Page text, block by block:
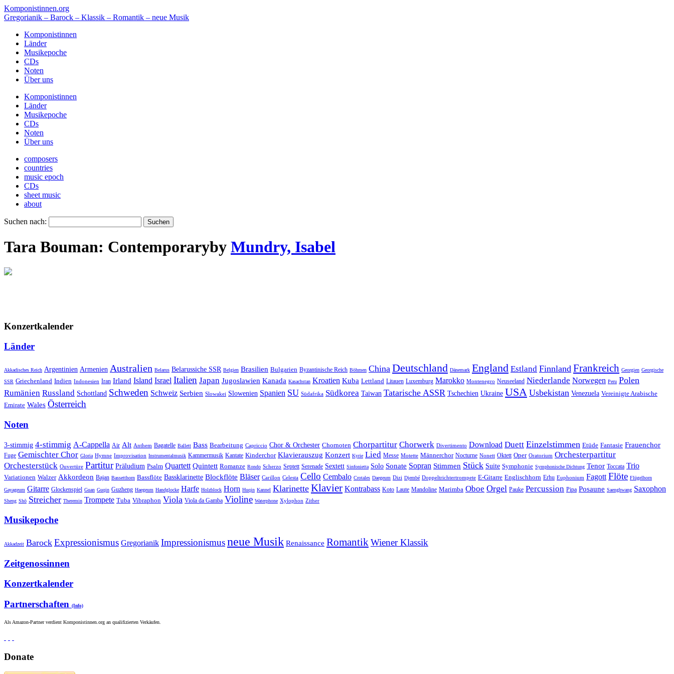
Komponistinnen.org
Gregorianik – Barock – Klassik – Romantik – neue Musik
Komponistinnen
Länder
Musikepoche
CDs
Noten
Über uns
Komponistinnen
Länder
Musikepoche
CDs
Noten
Über uns
composers
countries
music epoch
CDs
sheet music
about
Suchen nach:
Tara Bouman: Contemporaryby Mundry, Isabel
Konzertkalender
Länder
Akkadisches Reich Argentinien Armenien Australien Belarus Belarussiche SSR Belgien Brasilien Bulgarien Byzantinische Reich Böhmen China Deutschland Dänemark England Estland Finnland Frankreich Georgien Georgische
SSR Griechenland Indien Indonesien Iran Irland Island Israel Italien Japan Jugoslawien Kanada Kasachstan Kroatien Kuba Lettland Litauen Luxemburg Marokko Montenegro Neuseeland Niederlande Norwegen Peru Polen
Rumänien Russland Schottland Schweden Schweiz Serbien Slowakei Slowenien Spanien SU Südafrika Südkorea Taiwan Tatarische ASSR Tschechien Ukraine USA Usbekistan Venezuela Vereinigte Arabische
Emirate Wales Österreich
Noten
3-stimmig 4-stimmig A-Cappella Air Alt Anthem Bagatelle Ballett Bass Bearbeitung Capriccio Chor & Orchester Chornoten Chorpartitur Chorwerk Divertimento Download Duett Einzelstimmen Etüde Fantasie Frauenchor
Fuge Gemischter Chor Gloria Hymne Improvisation Instrumentalmusik Kammermusik Kantate Kinderchor Klavierauszug Konzert Kyrie Lied Messe Motette Männerchor Nocturne Nonett Oktett Oper Oratorium Orchesterpartitur
Orchesterstück Ouvertüre Partitur Präludium Psalm Quartett Quintett Romanze Rondo Scherzo Septett Serenade Sextett Sinfonietta Solo Sonate Sopran Stimmen Stück Suite Symphonie Symphonische Dichtung Tenor Toccata Trio
Variationen Walzer Akkordeon Bajan Bassetthorn Bassflöte Bassklarinette Blockflöte Bläser Carillon Celesta Cello Cembalo Crotales Daegeum Dizi Djembé Doppeltrichtertrompete E-Gitarre Englischhorn Erhu Euphonium Fagott Flöte Flügelhorn
Gayageum Gitarre Glockenspiel Guan Guqin Guzheng Haegeum Handglocke Harfe Holzblock Horn Huqin Kannel Klarinette Klavier Kontrabass Koto Laute Mandoline Marimba Oboe Orgel Pauke Percussion Pipa Posaune Saenghwang Saxophon
Sheng Shō Streicher Theremin Trompete Tuba Vibraphon Viola Viola da Gamba Violine Waterphone Xylophon Zither
Musikepoche
Akkadzeit Barock Expressionismus Gregorianik Impressionismusneue Musik Renaissance RomantikWiener Klassik
Zeitgenossinnen
Konzertkalender
Partnerschaften (Info)
Als Amazon-Partner verdient Komponistinnen.org an qualifizierten Verkäufen.
Donate